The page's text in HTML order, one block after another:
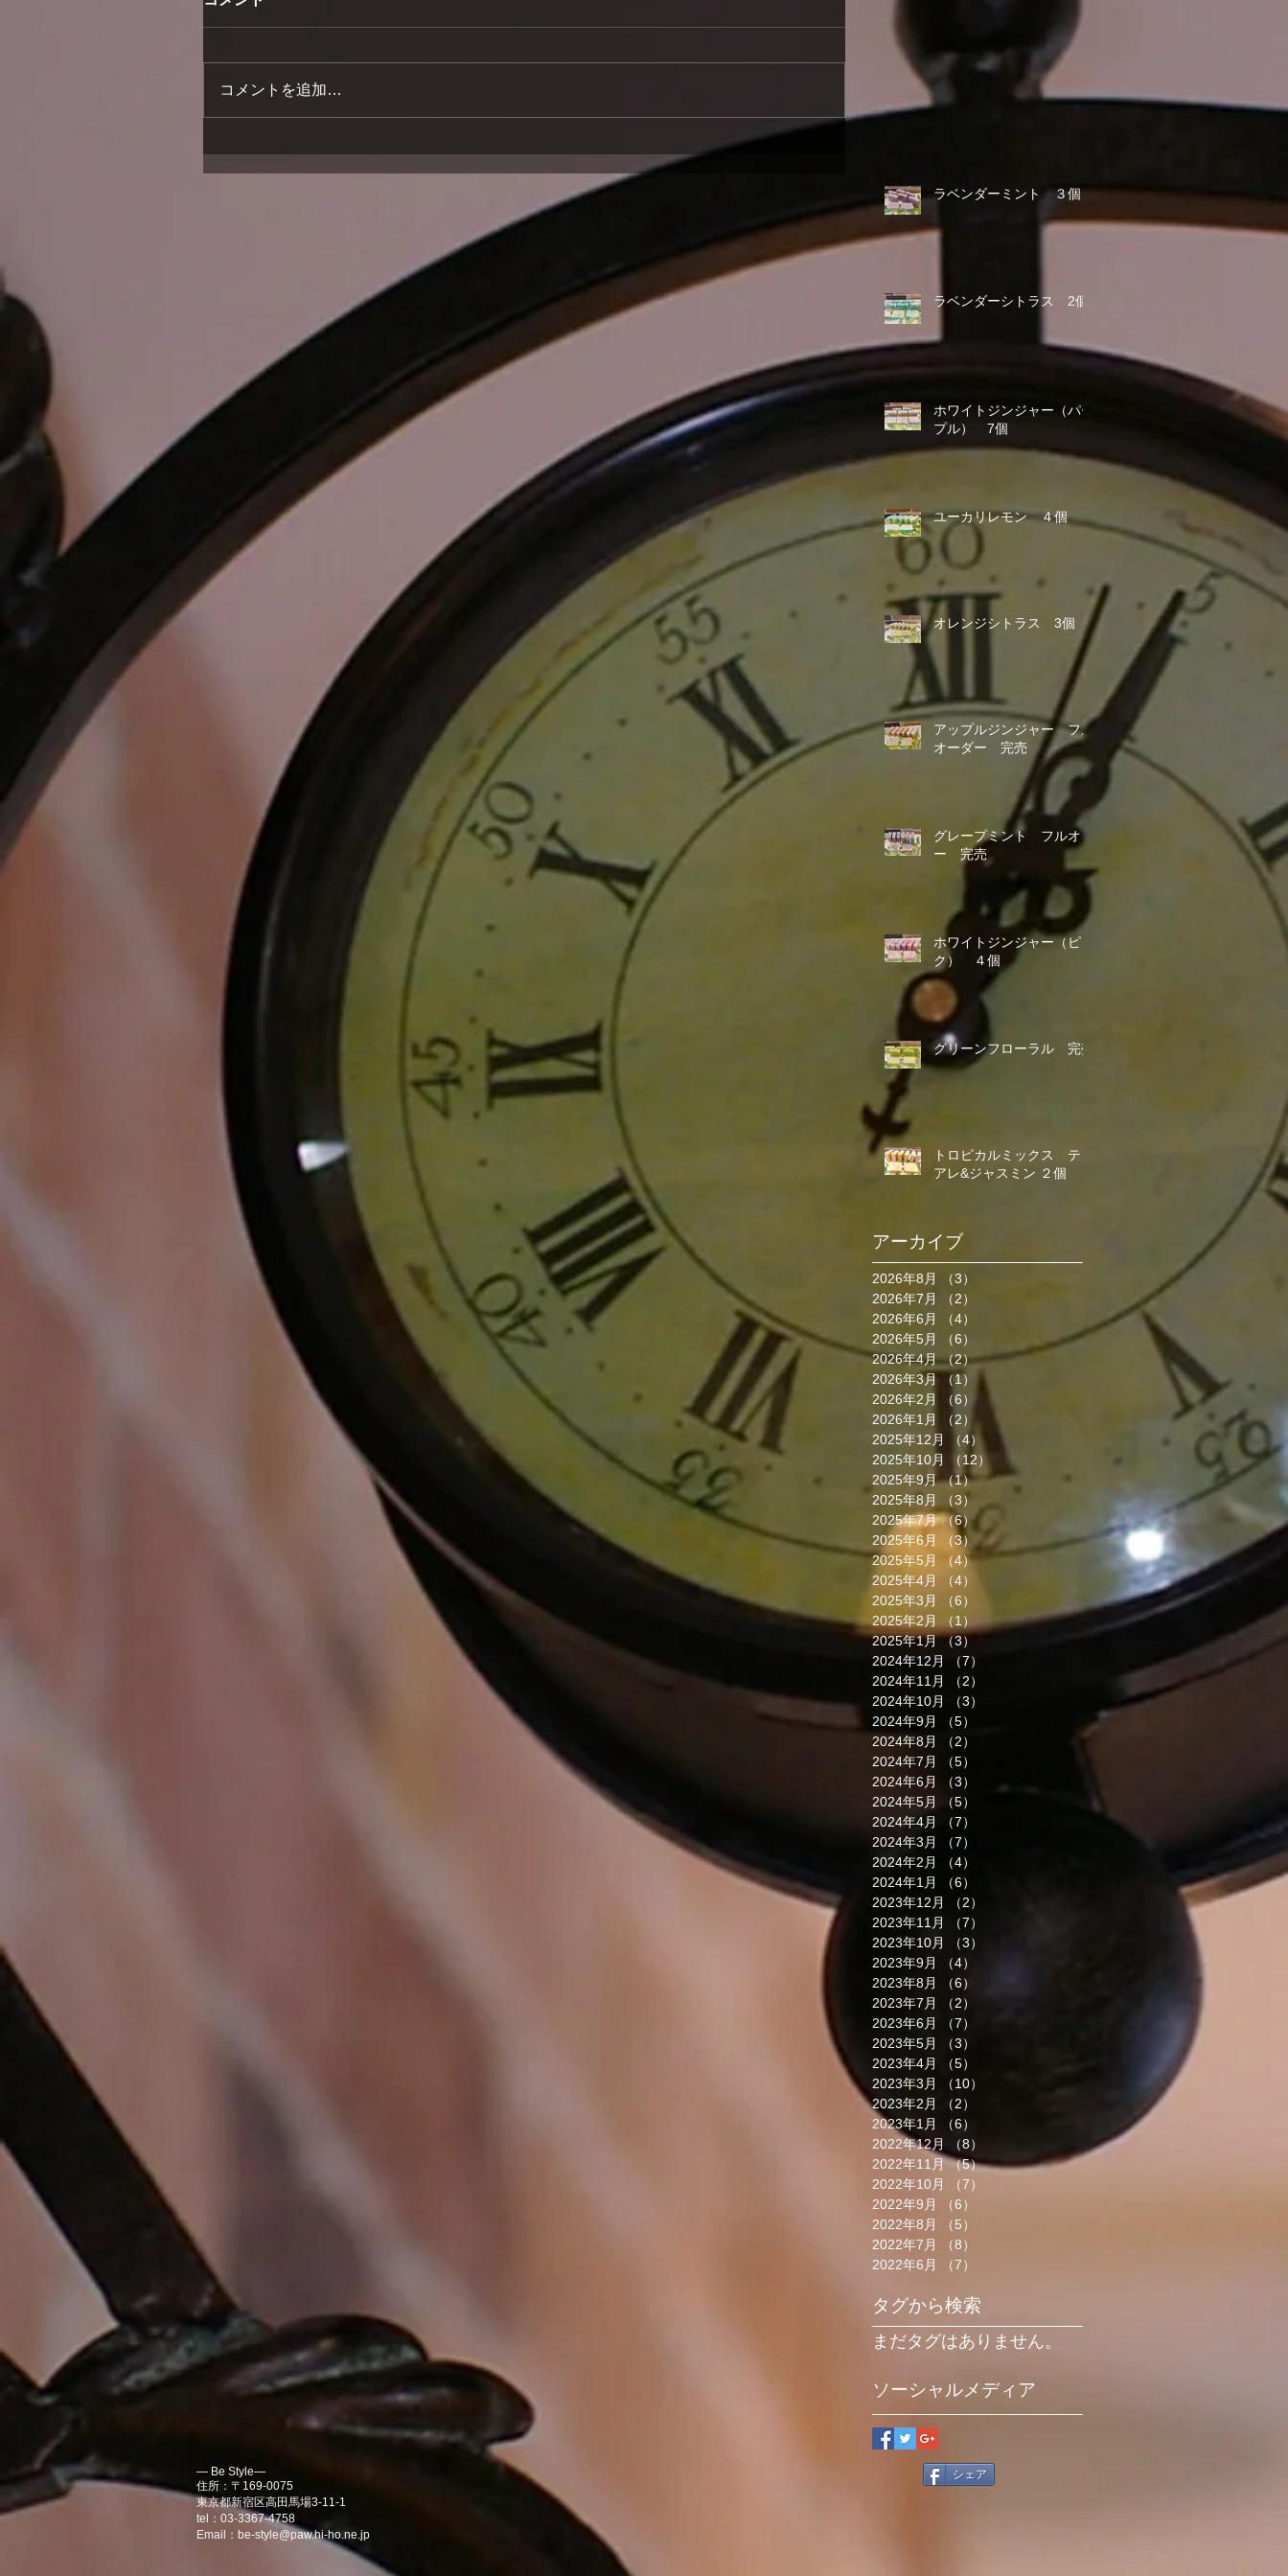
コメントを追加…
ラベンダーミント ３個
ラベンダーシトラス 2個
ホワイトジンジャー（パー
プル） 7個
ユーカリレモン ４個
オレンジシトラス 3個
アップルジンジャー フル
オーダー 完売
グレープミント フルオダ
ー 完売
ホワイトジンジャー（ピン
ク） ４個
グリーンフローラル 完売
トロピカルミックス ティ
アレ&ジャスミン ２個
アーカイブ
2026年8月 （3）
2026年7月
（2）
2026年6月
（4）
2026年5月
（6）
2026年4月 （2）2件の記事
2026年3月
（1）
1件の記事
2026年2月
（6）
2026年1月
（2）
2件の記事
2025年12月
（4）
2025年10月
（12）
12件の記事
2025年9月 （1）1件の記事
2025年8月
（3）
2025年7月 （6）6件の記事
2025年6月
（3）
3件の記事
2025年5月
（4）4件の記事
2025年4月
（4）
2025年3月
（6）
2025年2月
（1）
1件の記事
2025年1月 （3）
2024年12月
（7）
2024年11月
（2）
2024年10月
（3）
2024年9月
（5）
2024年8月
（2）
2024年7月
（5）
2024年6月
（3）
2024年5月
（5）
2024年4月
（7）
2024年3月
（7）
2024年2月
（4）
2024年1月
（6）
2023年12月
（2）
2023年11月
（7）
2023年10月
（3）
2023年9月
（4）
2023年8月
（6）
2023年7月
（2）
2023年6月
（7）
2023年5月
（3）
2023年4月
（5）
2023年3月
（10）
2023年2月
（2）
2023年1月
（6）
2022年12月
（8）
2022年11月 （5）5件の記事
2022年10月
（7）
2022年9月
（6）
2022年8月
（5）
2022年7月
（8）
2022年6月
（7）
タグから検索
まだタグはありません。
ソーシャルメディア
― Be Style―
住所：〒169-0075
東京都新宿区高田馬場3-11-1
tel：03-3367-4758
Email： be-style@paw.hi-ho.ne.jp
シェア